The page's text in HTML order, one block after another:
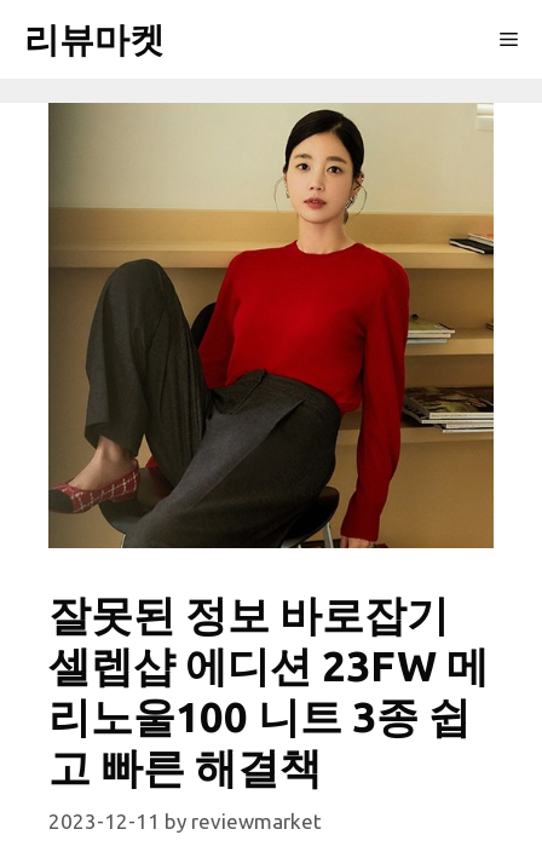
리뷰마켓
잘못된 정보 바로잡기
셀렙샵 에디션 23FW 메
리노울100 니트 3종 쉽
고 빠른 해결책
2023-12-11 by reviewmarket